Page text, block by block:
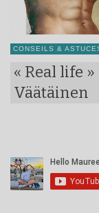
CONSEILS &
« Real life
Väätäinen